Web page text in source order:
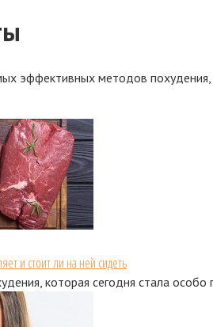
эффективных методов похудения,
и стоит ли на ней сидеть
которая сегодня стала особо